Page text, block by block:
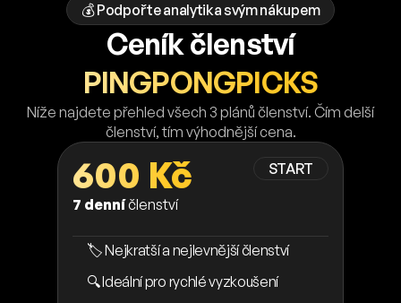
💰 Podpořte analytika svým nákupem
Ceník členství
PINGPONGPICKS
Níže najdete přehled všech 3 plánů členství. Čím delší
členství, tím výhodnější cena.
START
600 Kč
7 denníčlenství
🏷️ Nejkratší a nejlevnější členství
🔍 Ideální pro rychlé vyzkoušení